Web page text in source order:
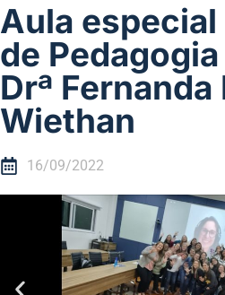
Aula
de
Drª
Wiethan
16/09/2022